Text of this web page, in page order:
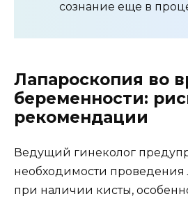
сознание еще в
Лапароскопия во
беременности:
рекомендации
Ведущий гинеколог
необходимости проведения
при наличии кисты,